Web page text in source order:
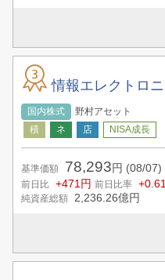
情報エレクトロ
国内株式 野村アセット
基準価額 78,293 円 (08/07)
前日比 +471円 前日比率
純資産総額 2,236.26億円